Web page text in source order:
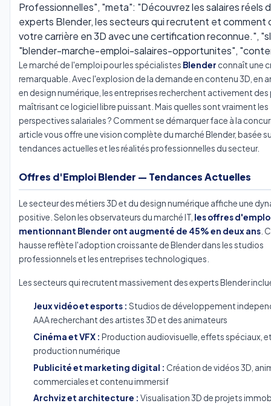
Professionnelles", "meta": "Découvrez les salaires réels
experts Blender, les secteurs qui recrutent et comment
votre carrière en 3D avec une certification reconnue.",
"blender-marche-emploi-salaires-opportunites",
Le marché de l'emploi pour les spécialistes Blender connaît une
remarquable. Avec l'explosion de la demande en contenu 3D, en
en design numérique, les entreprises recherchent activement des
maîtrisant ce logiciel libre puissant. Mais quelles sont vraiment les
perspectives salariales ? Comment se démarquer face à la
article vous offre une vision complète du marché Blender, basée
tendances actuelles et les réalités professionnelles du secteur.
Offres d'Emploi Blender — Tendances Actuelles
Le secteur des métiers 3D et du design numérique affiche une
positive. Selon les observateurs du marché IT, les offres
mentionnant Blender ont augmenté de 45% en deux ans.
hausse reflète l'adoption croissante de Blender dans les studios
professionnels et les entreprises technologiques.
Les secteurs qui recrutent massivement des experts Blender
Jeux vidéo et esports : Studios de développement
AAA recherchant des artistes 3D et des animateurs
Cinéma et VFX : Production audiovisuelle, effets spéciaux,
production numérique
Publicité et marketing digital : Création de vidéos 3D,
commerciales et contenu immersif
Archviz et architecture : Visualisation 3D de projets